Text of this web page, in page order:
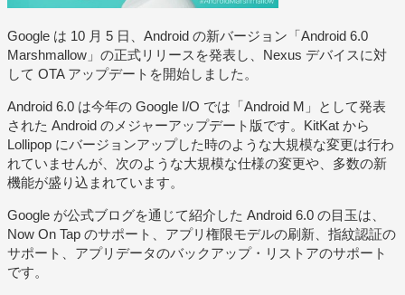
Google は 10 月 5 日、Android の新バージョン「Android 6.0
Marshmallow」の正式リリースを発表し、Nexus デバイスに対
して OTA アップデートを開始しました。
Android 6.0 は今年の Google I/O では「Android M」として発表
された Android のメジャーアップデート版です。KitKat から
Lollipop にバージョンアップした時のような大規模な変更は行わ
れていませんが、次のような大規模な仕様の変更や、多数の新
機能が盛り込まれています。
Google が公式ブログを通じて紹介した Android 6.0 の目玉は、
Now On Tap のサポート、アプリ権限モデルの刷新、指紋認証の
サポート、アプリデータのバックアップ・リストアのサポート
です。